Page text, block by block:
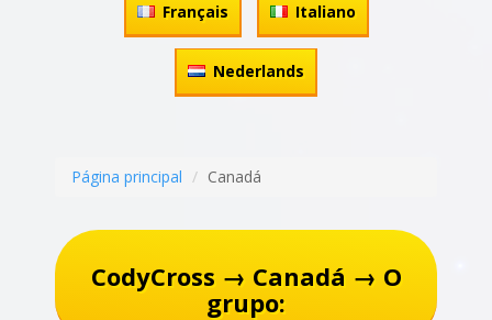
Français Italiano
Nederlands
Página principal Canadá
CodyCross → Canadá → O
grupo: